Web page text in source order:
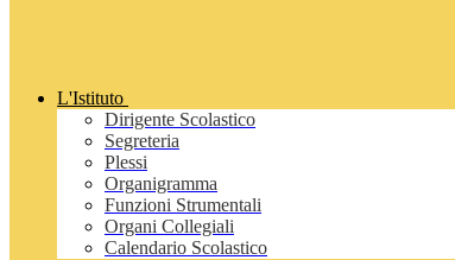
L'Istituto
Dirigente Scolastico
Segreteria
Plessi
Organigramma
Funzioni Strumentali
Organi Collegiali
Calendario Scolastico